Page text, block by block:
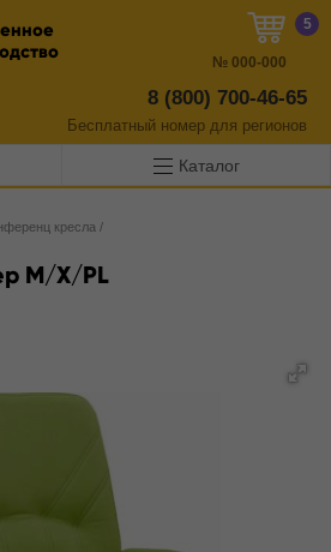
8 (800) 700-46-65
Бесплатный номер для регионов
5
№ 000-000
Каталог
кресла /
M/X/PL